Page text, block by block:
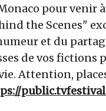
pour venir
the Scenes"
et du
de vos fictions
Attention,